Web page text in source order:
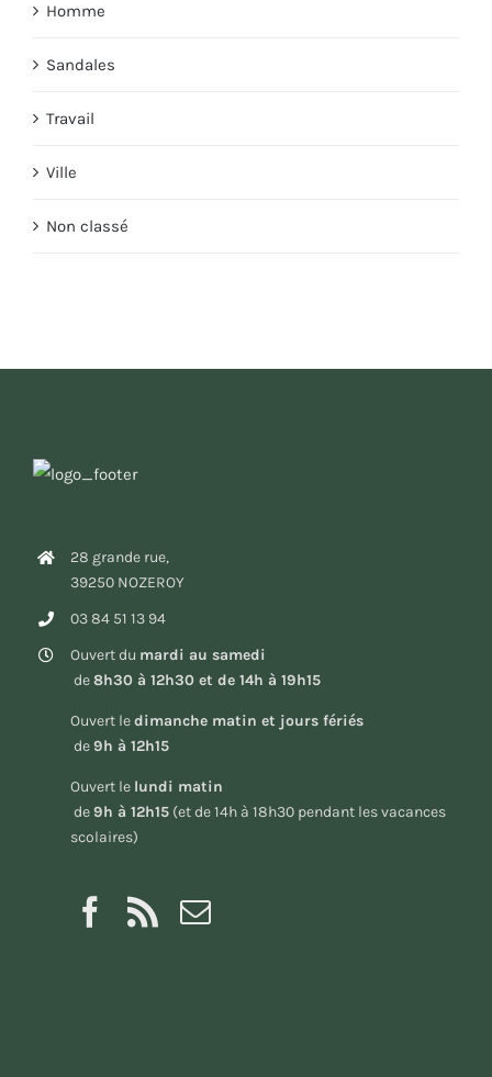
Homme
Sandales
Travail
Ville
Non classé
28 grande rue,
39250 NOZEROY
03 84 51 13 94
Ouvert du mardi au samedi
de8h30 à 12h30 et de 14h à 19h15
Ouvert ledimanche matin et jours fériés
de9h à 12h15
Ouvert le lundi matin
de9h à 12h15(et de 14h à 18h30 pendant les vacances
scolaires)